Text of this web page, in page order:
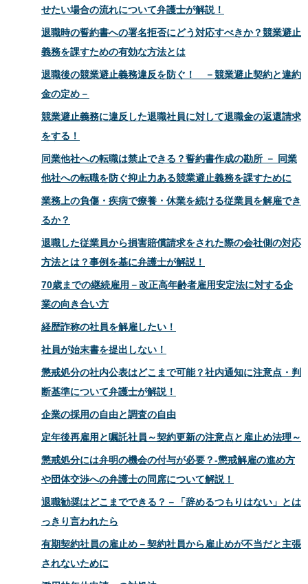
せたい場合の流れについて弁護士が解説！
退職時の誓約書への署名拒否にどう対応すべきか？競業避止
義務を課すための有効な方法とは
退職後の競業避止義務違反を防ぐ！ －競業避止契約と違約
金の定め－
競業避止義務に違反した退職社員に対して退職金の返還請求
をする！
同業他社への転職は禁止できる？誓約書作成の勘所 － 同業
他社への転職を防ぐ抑止力ある競業避止義務を課すために
業務上の負傷・疾病で療養・休業を続ける従業員を解雇でき
るか？
退職した従業員から損害賠償請求をされた際の会社側の対応
方法とは？事例を基に弁護士が解説！
70歳までの継続雇用－改正高年齢者雇用安定法に対する企
業の向き合い方
経歴詐称の社員を解雇したい！
社員が始末書を提出しない！
懲戒処分の社内公表はどこまで可能？社内通知に注意点・判
断基準について弁護士が解説！
企業の採用の自由と調査の自由
定年後再雇用と嘱託社員～契約更新の注意点と雇止め法理～
懲戒処分には弁明の機会の付与が必要？-懲戒解雇の進め方
や団体交渉への弁護士の同席について解説！
退職勧奨はどこまでできる？－「辞めるつもりはない」とは
っきり言われたら
有期契約社員の雇止め－契約社員から雇止めが不当だと主張
されないために